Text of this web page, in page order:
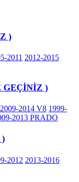
)
2011 2012-2015
GEÇİNİZ )
2009-2014 V8 1999-
2013 PRADO
)
2012 2013-2016